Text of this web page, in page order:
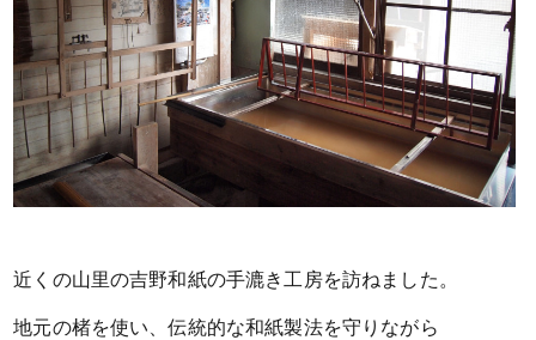
近くの山里の吉野和紙の手漉き工房を訪ねました。
地元の楮を使い、伝統的な和紙製法を守りながら